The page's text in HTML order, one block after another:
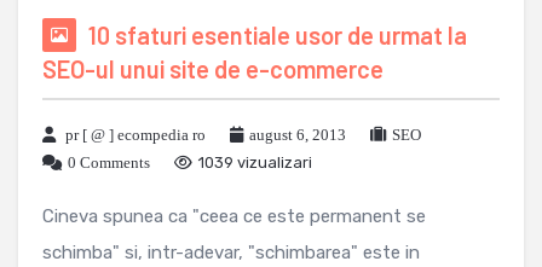
10 sfaturi esentiale usor de urmat la
SEO-ul unui site de e-commerce
pr [ @ ] ecompedia ro august 6, 2013
SEO
0 Comments
1039 vizualizari
Cineva spunea ca "ceea ce este permanent se
schimba" si, intr-adevar, "schimbarea" este in